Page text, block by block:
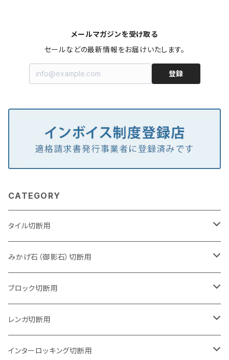
メールマガジンを受け取る
セールなどの最新情報をお届けいたします。
登録
CATEGORY
タイル切断用
105mm（4インチ）
125mm（5インチ）
グラインダー取付用
石井超硬電動切断機 取付用
みかげ石（御影石）切断用
105mm（4インチ）
セグメントタイプ
セグメントタイプ（ビス穴付き
125mm（5インチ）
セグメントタイプ
150mm（6インチ）
ブロック切断用
105mm（4インチ）
セグメントタイプ
125mm（5インチ）
レンガ切断用
105mm（4インチ）
インターロッキング切断用